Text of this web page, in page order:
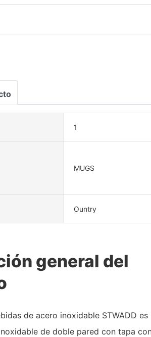
1
MUGS
Ountry
general del
de acero inoxidable STWADD es
de doble pared con tapa